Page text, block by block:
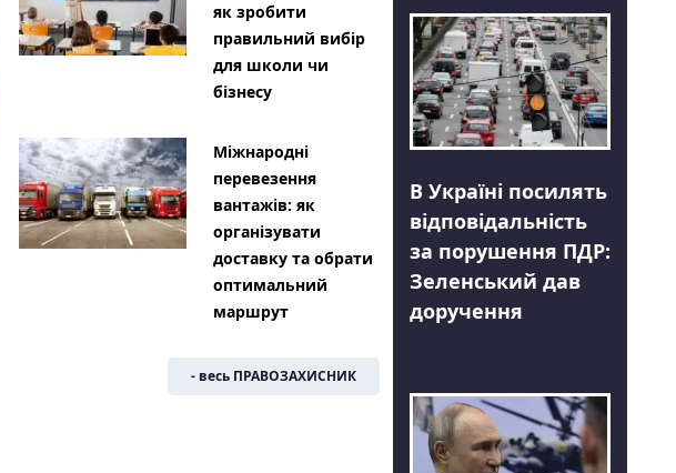
як зробити
правильний вибір
для школи чи
бізнесу
Міжнародні
перевезення
вантажів: як
організувати
доставку та обрати
оптимальний
маршрут
- весь ПРАВОЗАХИСНИК
В Україні посилять
відповідальність
за порушення ПДР:
Зеленський дав
доручення